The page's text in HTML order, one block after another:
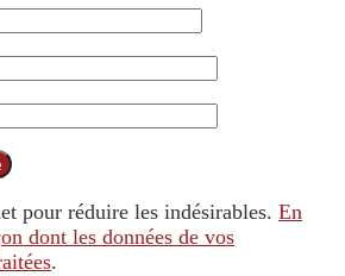
pour réduire les indésirables. En
dont les données de vos
.